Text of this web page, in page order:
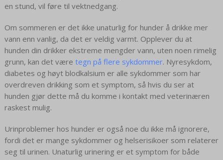
en stund, vil føre til vektnedgang.
Om sommeren er det ikke unaturlig for hunder å drikke mer
vann enn vanlig, da det er veldig varmt. Opplever du at
hunden din drikker ekstreme mengder vann, uten noen rimelig
grunn, kan det være tegn på flere sykdommer. Nyresykdom,
diabetes og høyt blodkalsium er alle sykdommer som har
overdreven drikking som et symptom, så hvis du ser at
hunden gjør dette må du komme i kontakt med veterinæren
raskest mulig.
Urinproblemer hos hunder er også noe du ikke må ignorere,
fordi det er mange sykdommer og helserisikoer som relaterer
seg til urinen. Unaturlig urinering er et symptom for både